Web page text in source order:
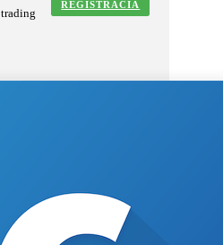
REGISTRACIA